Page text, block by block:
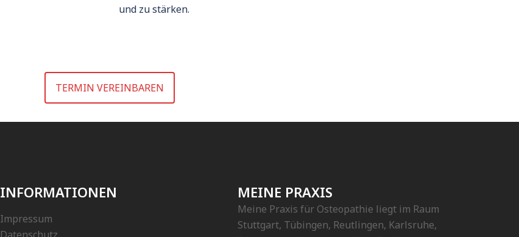
und zu stärken.
TERMIN VEREINBAREN
INFORMATIONEN
Impressum
MEINE PRAXIS
Meine Praxis für Osteopathie liegt im Raum
Stuttgart, Tübingen, Reutlingen, Karlsruhe,